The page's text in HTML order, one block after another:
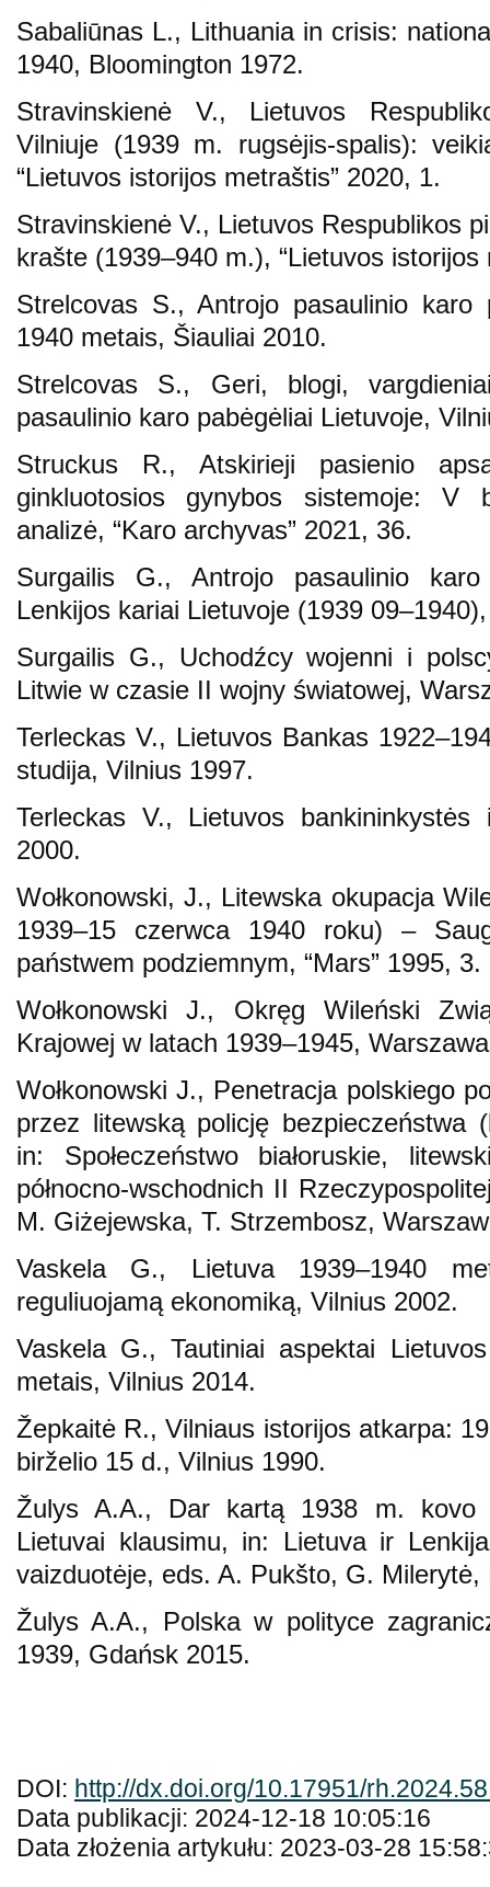
Sabaliūnas L., Lithuania in crisis:
1940, Bloomington 1972.
Stravinskienė V., Lietuvos
Vilniuje (1939 m. rugsėjis-spalis):
“Lietuvos istorijos metraštis” 2020, 1.
Stravinskienė V., Lietuvos Respublikos
krašte (1939–940 m.), “Lietuvos istorijos
Strelcovas S., Antrojo pasaulinio karo
1940 metais, Šiauliai 2010.
Strelcovas S., Geri, blogi,
pasaulinio karo pabėgėliai Lietuvoje,
Struckus R., Atskirieji pasienio
ginkluotosios gynybos sistemoje: V
analizė, “Karo archyvas” 2021, 36.
Surgailis G., Antrojo pasaulinio
Lenkijos kariai Lietuvoje (1939
Surgailis G., Uchodźcy wojenni i
Litwie w czasie II wojny światowej,
Terleckas V., Lietuvos Bankas
studija, Vilnius 1997.
Terleckas V., Lietuvos bankininkystės
2000.
Wołkonowski, J., Litewska okupacja
1939–15 czerwca 1940 roku) –
państwem podziemnym, “Mars” 1995, 3.
Wołkonowski J., Okręg Wileński
Krajowej w latach 1939–1945,
Wołkonowski J., Penetracja polskiego
przez litewską policję bezpieczeństwa
in: Społeczeństwo białoruskie,
północno-wschodnich II
M. Giżejewska, T. Strzembosz,
Vaskela G., Lietuva 1939–1940
reguliuojamą ekonomiką, Vilnius 2002.
Vaskela G., Tautiniai aspektai
metais, Vilnius 2014.
Žepkaitė R., Vilniaus istorijos atkarpa:
birželio 15 d., Vilnius 1990.
Žulys A.A., Dar kartą 1938 m. kovo
Lietuvai klausimu, in: Lietuva ir
vaizduotėje, eds. A. Pukšto, G. Milerytė,
Žulys A.A., Polska w polityce
1939, Gdańsk 2015.
DOI: http://dx.doi.org/10.17951/
Data publikacji: 2024-12-18 10:05:16
Data złożenia artykułu: 2023-03-28